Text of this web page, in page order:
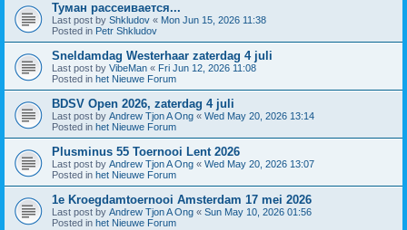
Туман рассеивается...
Last post by Shkludov « Mon Jun 15, 2026 11:38
Posted in Petr Shkludov
Sneldamdag Westerhaar zaterdag 4 juli
Last post by VibeMan « Fri Jun 12, 2026 11:08
Posted in het Nieuwe Forum
BDSV Open 2026, zaterdag 4 juli
Last post by Andrew Tjon A Ong « Wed May 20, 2026 13:14
Posted in het Nieuwe Forum
Plusminus 55 Toernooi Lent 2026
Last post by Andrew Tjon A Ong « Wed May 20, 2026 13:07
Posted in het Nieuwe Forum
1e Kroegdamtoernooi Amsterdam 17 mei 2026
Last post by Andrew Tjon A Ong « Sun May 10, 2026 01:56
Posted in het Nieuwe Forum